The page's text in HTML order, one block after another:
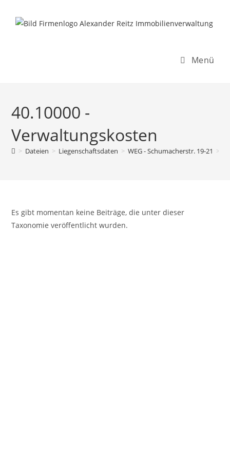
Inhalt
Menü
40.10000 -
Verwaltungskosten
> Dateien > Liegenschaftsdaten > WEG - Schumacherstr. 19-21 >
Es gibt momentan keine Beiträge, die unter dieser
Taxonomie veröffentlicht wurden.